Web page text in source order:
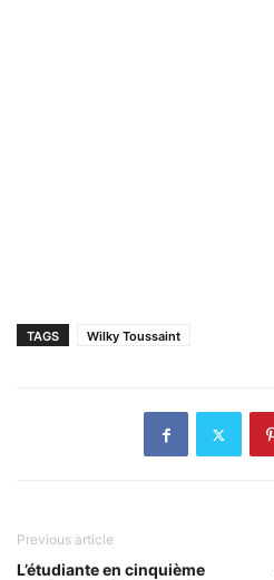
TAGS Wilky Toussaint
Previous article
L’étudiante en cinquième